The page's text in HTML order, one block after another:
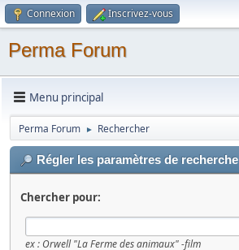
Connexion Inscrivez-vous
Perma Forum
Menu principal
Perma Forum ► Rechercher
Régler les paramètres de recherche
Chercher pour:
ex : Orwell "La Ferme des animaux" -film